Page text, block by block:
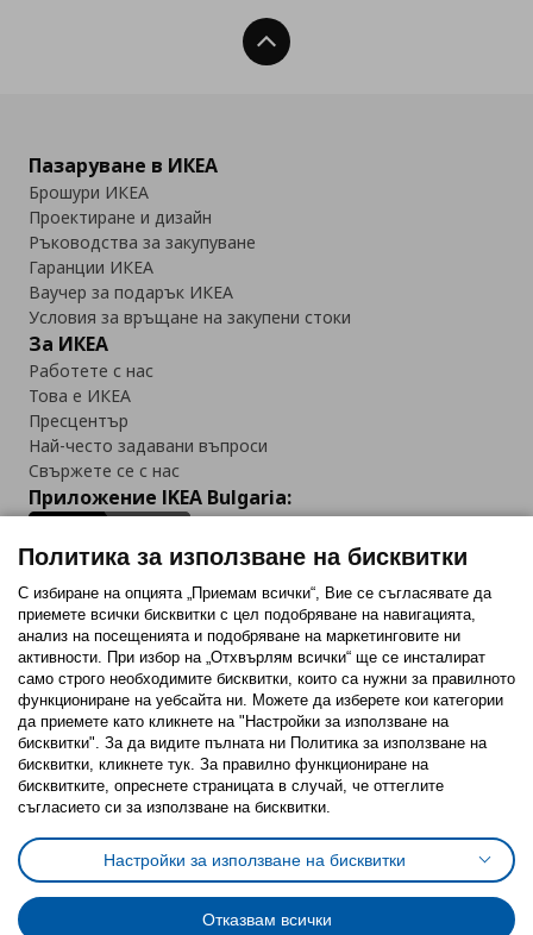
Нагоре
Пазаруване в ИКЕА
Брошури ИКЕА
Проектиране и дизайн
Ръководства за закупуване
Гаранции ИКЕА
Ваучер за подарък ИКЕА
Условия за връщане на закупени стоки
За ИКЕА
Работете с нас
Това е ИКЕА
Пресцентър
Най-често задавани въпроси
Свържете се с нас
Приложение IKEA Bulgaria:
Последвайте ни:
FacebookTwitterYoutubePinterestInstagram
Политика за използване на бисквитки (Cookies)
Избор на настройки за използване на бисквитки
Условия за ползване на ikea.bgОбща политика за личните данни
Политика за защита на личните данни на ikea.bg
Общи условия на програма IKEA Family
Политика за използване на бисквитки
С избиране на опцията „Приемам всички“, Вие се съгласявате да
приемете всички бисквитки с цел подобряване на навигацията,
анализ на посещенията и подобряване на маркетинговите ни
активности. При избор на „Отхвърлям всички“ ще се инсталират
само строго необходимитe бисквитки, които са нужни за правилното
функциониране на уебсайта ни. Можете да изберете кои категории
да приемете като кликнете на "Настройки за използване на
бисквитки". За да видите пълната ни Политика за използване на
бисквитки, кликнете тук. За правилно функциониране на
бисквитките, опреснете страницата в случай, че оттеглите
съгласието си за използване на бисквитки.
Настройки за използване на бисквитки
Отказвам всички